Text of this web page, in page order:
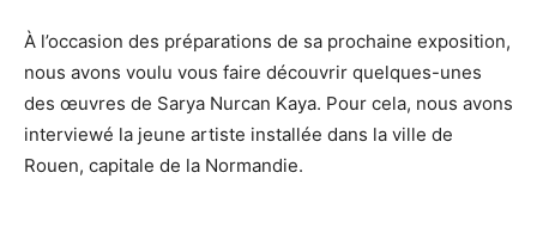
À l’occasion des préparations de sa prochaine exposition,
nous avons voulu vous faire découvrir quelques-unes
des œuvres de Sarya Nurcan Kaya. Pour cela, nous avons
interviewé la jeune artiste installée dans la ville de
Rouen, capitale de la Normandie.